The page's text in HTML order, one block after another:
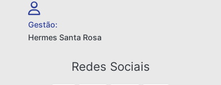
Gestão:
Hermes Santa Rosa
Redes Sociais